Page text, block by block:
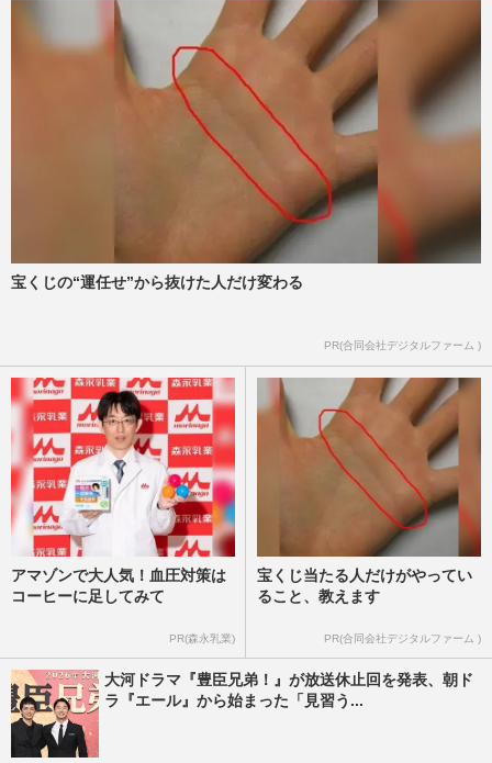
週刊女性2026年6月2日号
『豊臣兄弟！』好評も「こんなはずで
は…」視聴率伸び悩みNHKから漏れる“不
満”、懸念は「大河ファン」離…
NHK大河『豊臣兄弟！』地獄の“フラグ乱
立”で視聴者悲鳴「エグすぎる」串刺し、
お家滅亡、一族皆殺し…
週刊女性PRIME
NHK大河ドラマ『豊臣兄弟!』の時代は金
必須条件」時代背景を評論…
週刊女性2026年4月7日・14日号 2026/3/29
宝くじの“運任せ”から抜けた人だけ変わる
PR(合同会社デジタルファーム )
アマゾンで大人気！血圧対策は
コーヒーに足してみて
PR(森永乳業)
宝くじ当たる人だけがやってい
ること、教えます
PR(合同会社デジタルファーム )
大河ドラマ『豊臣兄弟！』が放送休止回を発表、朝ド
ラ『エール』から始まった「見習う...